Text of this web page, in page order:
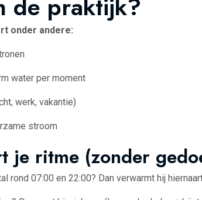
de praktijk?
onder andere:
water per moment
werk, vakantie)
stroom
je ritme (zonder
rond 07:00 en 22:00? Dan verwarmt hij